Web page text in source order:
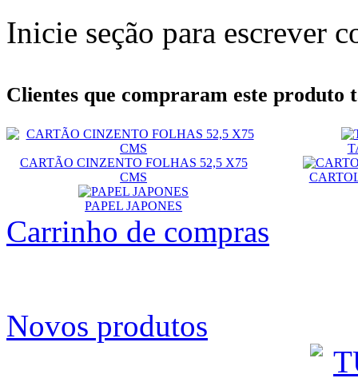
Inicie seção para escrever
Clientes que compraram este produto
CARTÃO CINZENTO FOLHAS 52,5 X75
CMS
PAPEL JAPONES
Carrinho de compras
Novos produtos